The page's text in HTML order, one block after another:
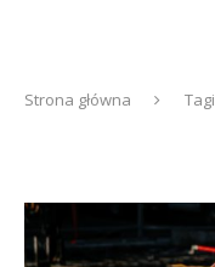
Strona główna Tagi